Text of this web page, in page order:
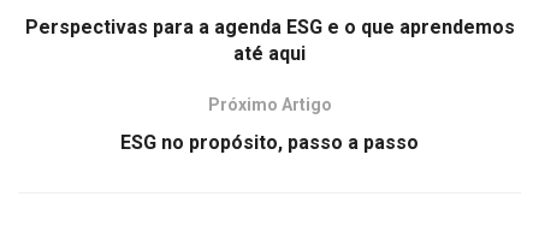
Perspectivas para a agenda ESG e o que aprendemos
até aqui
Próximo Artigo
ESG no propósito, passo a passo